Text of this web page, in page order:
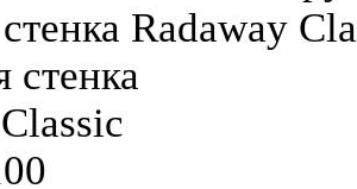
Radaway